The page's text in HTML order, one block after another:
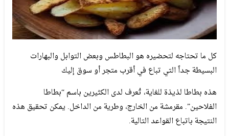
كل ما تحتاجه لتحضيره هو البطاطس وبعض التوابل والبهارات
البسيطة جداً التي تباع في أقرب متجر أو سوق إليك
هذه بطاطا لذيذة للغاية، تُعرف لدى الكثيرين باسم “بطاطا
الفلاحين”. مقرمشة من الخارج، وطرية من الداخل. يمكن تحقيق هذه
النتيجة باتباع القواعد التالية.